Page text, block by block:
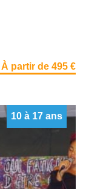
À partir de 495 €
10 à 17 ans